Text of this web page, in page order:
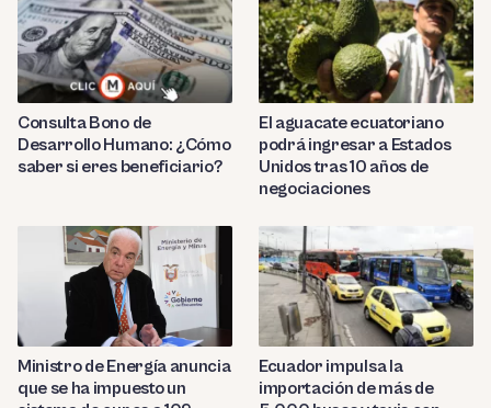
Consulta Bono de
Desarrollo Humano: ¿Cómo
saber si eres beneficiario?
El aguacate ecuatoriano
podrá ingresar a Estados
Unidos tras 10 años de
negociaciones
Ministro de Energía anuncia
que se ha impuesto un
Ecuador impulsa la
importación de más de